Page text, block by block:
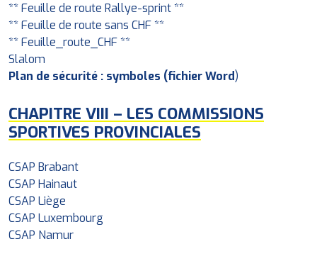
** Feuille de route Rallye-sprint **
** Feuille de route sans CHF **
** Feuille_route_CHF **
Slalom
Plan de sécurité : symboles (fichier Word)
CHAPITRE VIII – LES COMMISSIONS
SPORTIVES PROVINCIALES
CSAP Brabant
CSAP Hainaut
CSAP Liège
CSAP Luxembourg
CSAP Namur